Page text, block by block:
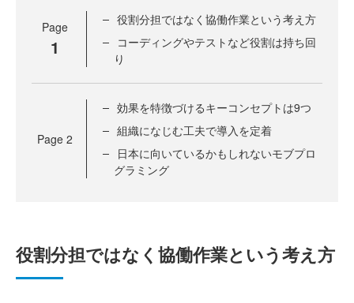
Page
1
役割分担ではなく協働作業という考え方
コーディングやテストなど役割は持ち回
り
Page 2
効果を特徴づけるキーコンセプトは9つ
組織になじむ工夫で導入を定着
日本に向いているかもしれないモブプロ
グラミング
役割分担ではなく協働作業という考え方